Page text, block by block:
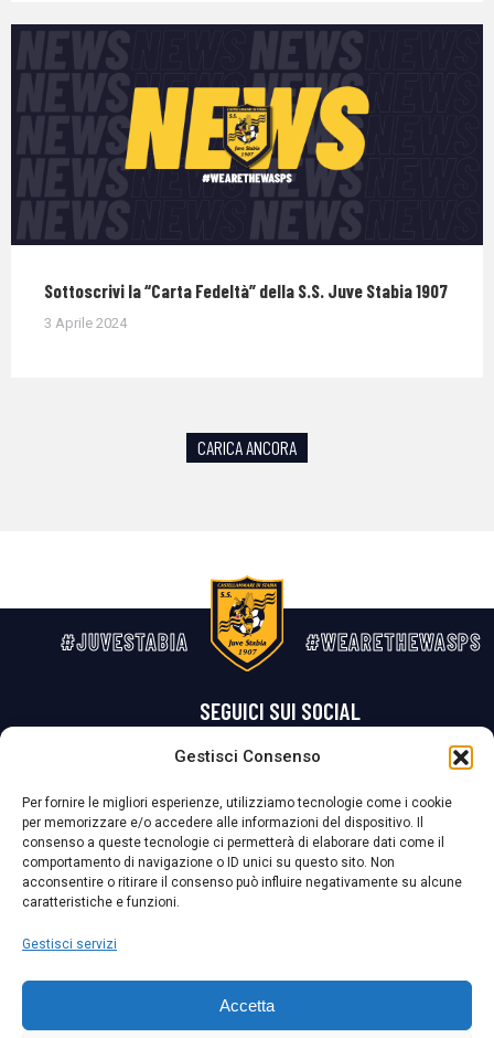
Gestisci Consenso
Per fornire le migliori esperienze, utilizziamo tecnologie come i cookie
per memorizzare e/o accedere alle informazioni del dispositivo. Il
consenso a queste tecnologie ci permetterà di elaborare dati come il
comportamento di navigazione o ID unici su questo sito. Non
acconsentire o ritirare il consenso può influire negativamente su alcune
caratteristiche e funzioni.
Gestisci servizi
Accetta
Sottoscrivi la “Carta Fedeltà” della S.S. Juve Stabia 1907
3 Aprile 2024
CARICA ANCORA
#JUVESTABIA #WEARETHEWASPS
SEGUICI SUI SOCIAL
La Società ha nominato il Responsabile della Protezione dei Dati Personali (DPO), figura specializzata che vigila sulle modalità adottate dalla
nostra Società per tutelare i Suoi dati personali.